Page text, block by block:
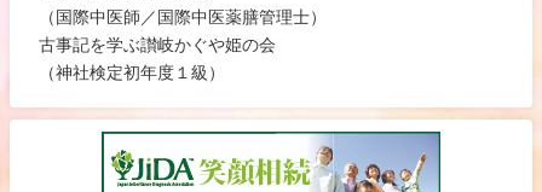
（国際中医師／国際中医薬膳管理士）
古事記を学ぶ讃岐かぐや姫の会
（神社検定初年度１級）